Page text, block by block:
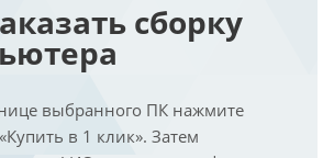
сборку
выбранного ПК нажмите
в 1 клик». Затем